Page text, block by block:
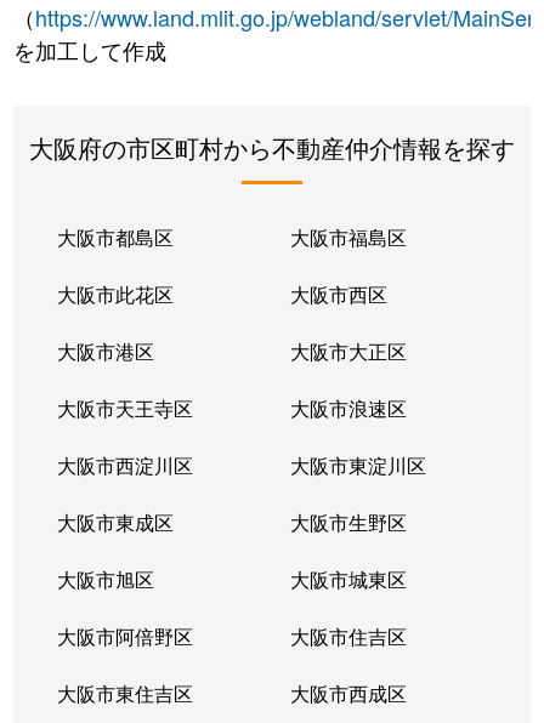
（https://www.land.mlit.go.jp/webland/servlet/
を加工して作成
大阪府の市区町村から不動産仲介情報を探す
大阪市都島区 大阪市福島区
大阪市此花区 大阪市西区
大阪市港区 大阪市大正区
大阪市天王寺区 大阪市浪速区
大阪市西淀川区 大阪市東淀川区
大阪市東成区 大阪市生野区
大阪市旭区 大阪市城東区
大阪市阿倍野区 大阪市住吉区
大阪市東住吉区 大阪市西成区